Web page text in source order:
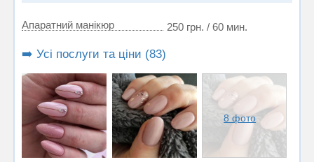
Апаратний манікюр 250 грн. / 60 мин.
➡️ Усі послуги та ціни (83)
8 фото